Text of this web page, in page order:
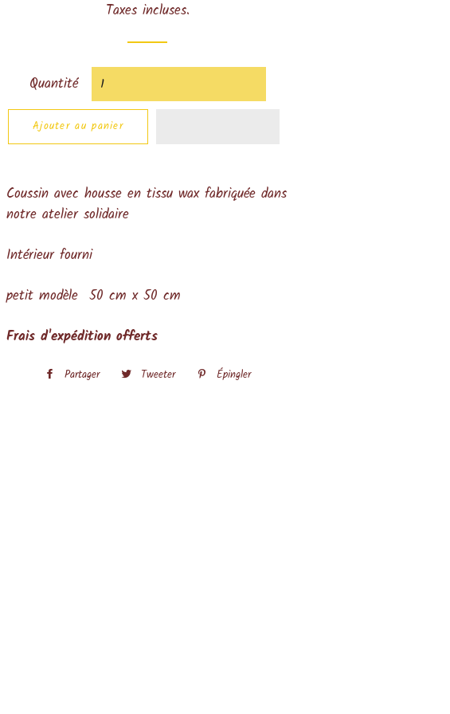
Taxes incluses.
Quantité
Ajouter au panier
Coussin avec housse en tissu wax fabriquée dans
notre atelier solidaire
Intérieur fourni
petit modèle 50 cm x 50 cm
Frais d'expédition offerts
Partager
PartagerTweeter
TweeterÉpingler